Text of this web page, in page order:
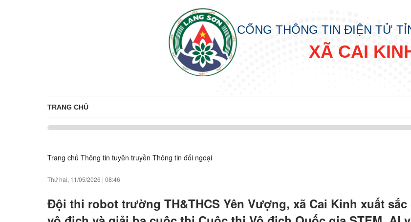
CỔNG THÔNG TIN ĐIỆN TỬ
XÃ CAI
TRANG CHỦ
Trang chủ Thông tin tuyên truyền Thông tin đối ngoại
Thứ hai, 11/05/2026 | 08:46
Đội thi robot trường TH&THCS Yên Vượng, xã Cai Kinh xuất